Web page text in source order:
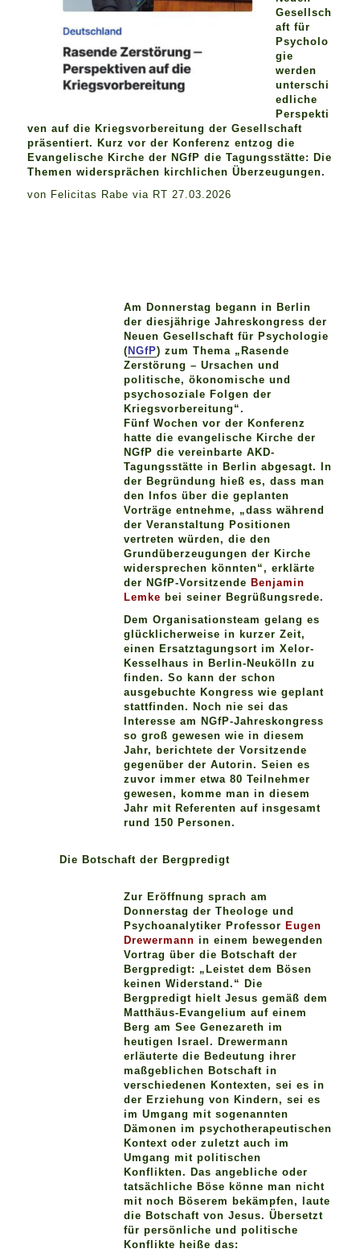
Gesellsch
aft für
Psycholo
gie
werden
unterschi
edliche
Perspekti
ven auf die Kriegsvorbereitung der Gesellschaft
präsentiert. Kurz vor der Konferenz entzog die
Evangelische Kirche der NGfP die Tagungsstätte: Die
Themen widersprächen kirchlichen Überzeugungen.
von Felicitas Rabe via RT 27.03.2026
Am Donnerstag begann in Berlin
der diesjährige Jahreskongress der
Neuen Gesellschaft für Psychologie
( NGfP) zum Thema „Rasende
Zerstörung – Ursachen und
politische, ökonomische und
psychosoziale Folgen der
Kriegsvorbereitung“.
Fünf Wochen vor der Konferenz
hatte die evangelische Kirche der
NGfP die vereinbarte AKD-
Tagungsstätte in Berlin abgesagt. In
der Begründung hieß es, dass man
den Infos über die geplanten
Vorträge entnehme, „dass während
der Veranstaltung Positionen
vertreten würden, die den
Grundüberzeugungen der Kirche
widersprechen könnten“, erklärte
der NGfP-Vorsitzende Benjamin
Lemke bei seiner Begrüßungsrede.
Dem Organisationsteam gelang es
glücklicherweise in kurzer Zeit,
einen Ersatztagungsort im Xelor-
Kesselhaus in Berlin-Neukölln zu
finden. So kann der schon
ausgebuchte Kongress wie geplant
stattfinden. Noch nie sei das
Interesse am NGfP-Jahreskongress
so groß gewesen wie in diesem
Jahr, berichtete der Vorsitzende
gegenüber der Autorin. Seien es
zuvor immer etwa 80 Teilnehmer
gewesen, komme man in diesem
Jahr mit Referenten auf insgesamt
rund 150 Personen.
Die Botschaft der Bergpredigt
Zur Eröffnung sprach am
Donnerstag der Theologe und
Psychoanalytiker Professor Eugen
Drewermann in einem bewegenden
Vortrag über die Botschaft der
Bergpredigt: „Leistet dem Bösen
keinen Widerstand.“ Die
Bergpredigt hielt Jesus gemäß dem
Matthäus-Evangelium auf einem
Berg am See Genezareth im
heutigen Israel. Drewermann
erläuterte die Bedeutung ihrer
maßgeblichen Botschaft in
verschiedenen Kontexten, sei es in
der Erziehung von Kindern, sei es
im Umgang mit sogenannten
Dämonen im psychotherapeutischen
Kontext oder zuletzt auch im
Umgang mit politischen
Konflikten. Das angebliche oder
tatsächliche Böse könne man nicht
mit noch Böserem bekämpfen, laute
die Botschaft von Jesus. Übersetzt
für persönliche und politische
Konflikte heiße das: